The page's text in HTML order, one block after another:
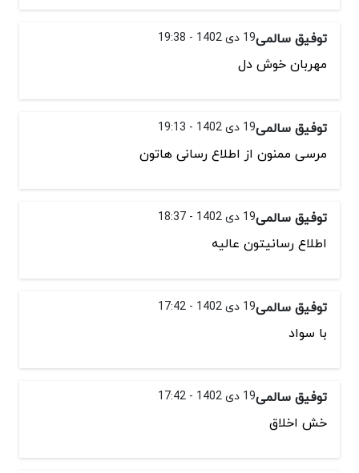
توفیق سالمی19 دی 1402 - 19:38
مهربان خوش دل
توفیق سالمی19 دی 1402 - 19:13
مرسی ممنون از اطلاع رسانی هاتون
توفیق سالمی19 دی 1402 - 18:37
اطلاع رسانیتون عالیه
توفیق سالمی19 دی 1402 - 17:42
با سواد
توفیق سالمی19 دی 1402 - 17:42
خش اخلاق